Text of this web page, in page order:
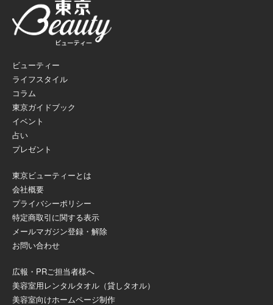
ビューティー
ライフスタイル
コラム
東京ガイドブック
イベント
占い
プレゼント
東京ビューティーとは
会社概要
プライバシーポリシー
特定商取引に関する表示
メールマガジン登録・解除
お問い合わせ
広報・PRご担当者様へ
美容室用レンタルタオル（貸しタオル）
美容室向けホームページ制作